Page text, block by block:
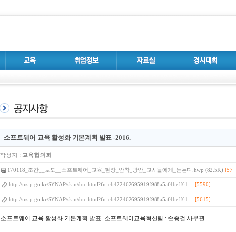
소프트웨어 교육 활성화 기본계획 발표 -2016.
작성자 : 교육협의회
170118_조간__보도__소프트웨어_교육_현장_안착_방안_교사들에게_듣는다.hwp (82.5K) [57]
http://msip.go.kr/SYNAP/skin/doc.html?fn=cb422462695919f988a5af4beff01… [5590]
http://msip.go.kr/SYNAP/skin/doc.html?fn=cb422462695919f988a5af4beff01… [5615]
소프트웨어 교육 활성화 기본계획 발표 -소프트웨어교육혁신팀 : 손종걸 사무관